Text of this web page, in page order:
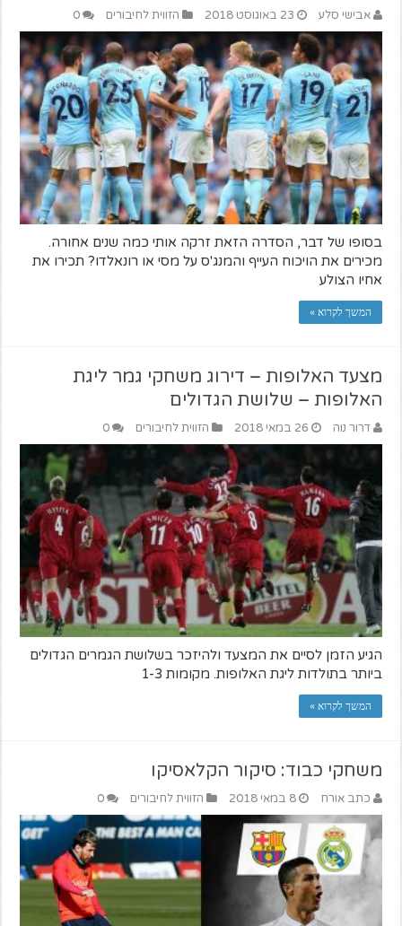
אבישי סלע 23 באוגוסט 2018 הזווית לחיבורים 0
בסופו של דבר, הסדרה הזאת זרקה אותי כמה שנים אחורה.
מכירים את הויכוח העייף והמנג'ס על מסי או רונאלדו? תכירו את
אחיו הצולע
המשך לקרוא »
מצעד האלופות – דירוג משחקי גמר ליגת
האלופות – שלושת הגדולים
דרור נוה 26 במאי 2018 הזווית לחיבורים 0
הגיע הזמן לסיים את המצעד ולהיזכר בשלושת הגמרים הגדולים
ביותר בתולדות ליגת האלופות. מקומות 1-3
המשך לקרוא »
משחקי כבוד: סיקור הקלאסיקו
כתב אורח 8 במאי 2018 הזווית לחיבורים 0